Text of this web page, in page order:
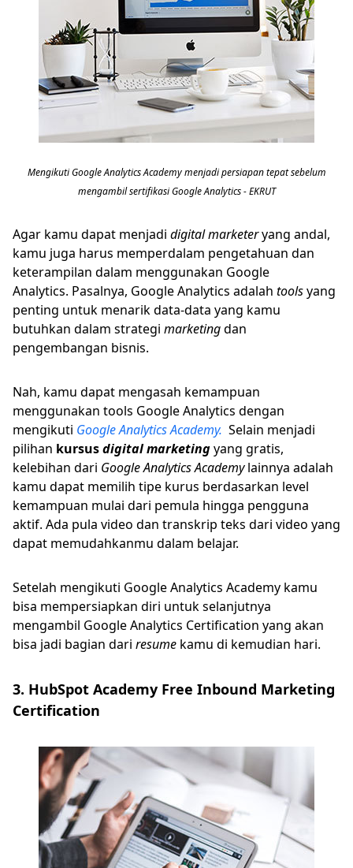
Mengikuti Google Analytics Academy menjadi persiapan tepat sebelum
mengambil sertifikasi Google Analytics - EKRUT
Agar kamu dapat menjadi digital marketeryang andal,
kamu juga harus memperdalam pengetahuan dan
keterampilan dalam menggunakan Google
Analytics. Pasalnya, Google Analytics adalah toolsyang
penting untuk menarik data-data yang kamu
butuhkan dalam strategi marketingdan
pengembangan bisnis.
Nah, kamu dapat mengasah kemampuan
menggunakan tools Google Analytics dengan
mengikuti Google Analytics Academy. Selain menjadi
pilihan kursusdigital marketingyang gratis,
kelebihan dari Google Analytics Academylainnya adalah
kamu dapat memilih tipe kurus berdasarkan level
kemampuan mulai dari pemula hingga pengguna
aktif. Ada pula video dan transkrip teks dari video yang
dapat memudahkanmu dalam belajar.
Setelah mengikuti Google Analytics Academy kamu
bisa mempersiapkan diri untuk selanjutnya
mengambil Google Analytics Certification yang akan
bisa jadi bagian dari resume kamu di kemudian hari.
3. HubSpot Academy Free Inbound Marketing
Certification